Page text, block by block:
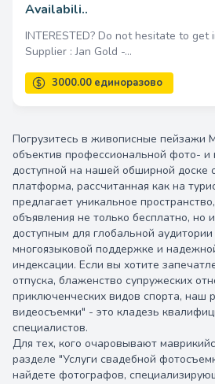
Availabili..
INTERESTED? Do not hesitate to get
Supplier : Jan Gold -...
3000.00 единоразово
Погрузитесь в живописные пейзажи
объектив профессиональной фото- и
доступной на нашей обширной доске
платформа, рассчитанная как на
предлагает уникальное
объявления не только бесплатно, но
доступным для глобальной аудитории
многоязыковой поддержке и
индексации. Если вы хотите
отпуска, блаженство супружеских
приключенческих видов спорта, наш
видеосъемки" - это кладезь
специалистов.
Для тех, кого очаровывают
разделе "Услуги свадебной
найдете фотографов,